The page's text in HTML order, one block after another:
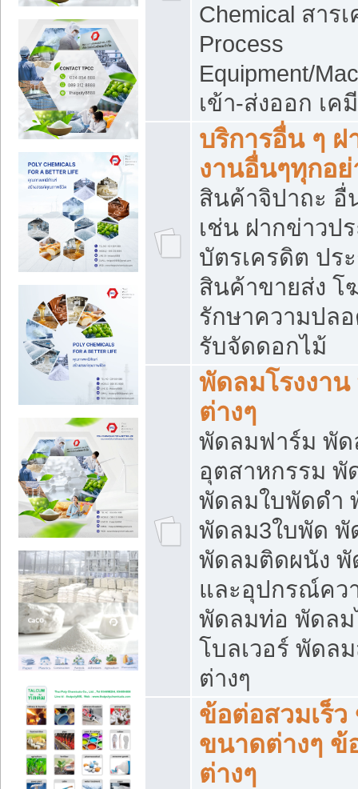
Chemical สาร
Process
Equipment/
เข้า-ส่งออก เ
บริการอื่น ๆ
งานอื่นๆทุกอ
สินค้าจิปาถะ อื่
เช่น ฝากข่าวป
บัตรเครดิต ปร
สินค้าขายส่ง
รักษาความปล
รับจัดดอกไม้
พัดลมโรงงา
ต่างๆ
พัดลมฟาร์ม พัด
อุตสาหกรรม
พัดลมใบพัดดำ
พัดลม3ใบพัด พั
พัดลมติดผนัง
และอุปกรณ์คว
พัดลมท่อ พัดลม
โบลเวอร์ พัดล
ต่างๆ
ข้อต่อสวมเร็
ขนาดต่างๆ ข้
ต่างๆ